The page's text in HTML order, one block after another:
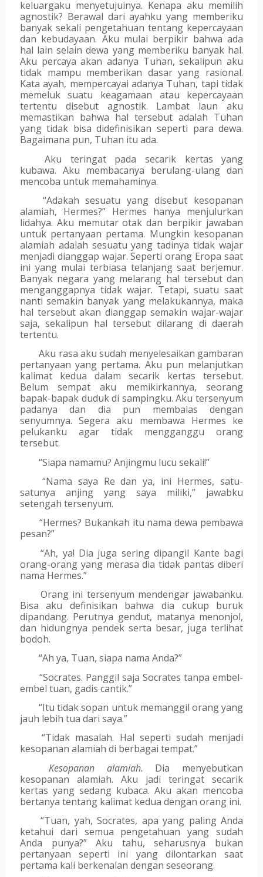
keluargaku menyetujuinya. Kenapa aku memilih
agnostik? Berawal dari ayahku yang memberiku
banyak sekali pengetahuan tentang kepercayaan
dan kebudayaan. Aku mulai berpikir bahwa ada
hal lain selain dewa yang memberiku banyak hal.
Aku percaya akan adanya Tuhan, sekalipun aku
tidak mampu memberikan dasar yang rasional.
Kata ayah, mempercayai adanya Tuhan, tapi tidak
memeluk suatu keagamaan atau kepercayaan
tertentu disebut agnostik. Lambat laun aku
memastikan bahwa hal tersebut adalah Tuhan
yang tidak bisa didefinisikan seperti para dewa.
Bagaimana pun, Tuhan itu ada.
Aku teringat pada secarik kertas yang
kubawa. Aku membacanya berulang-ulang dan
mencoba untuk memahaminya.
“Adakah sesuatu yang disebut kesopanan
alamiah, Hermes?” Hermes hanya menjulurkan
lidahya. Aku memutar otak dan berpikir jawaban
untuk pertanyaan pertama. Mungkin kesopanan
alamiah adalah sesuatu yang tadinya tidak wajar
menjadi dianggap wajar. Seperti orang Eropa saat
ini yang mulai terbiasa telanjang saat berjemur.
Banyak negara yang melarang hal tersebut dan
menganggapnya tidak wajar. Tetapi, suatu saat
nanti semakin banyak yang melakukannya, maka
hal tersebut akan dianggap semakin wajar-wajar
saja, sekalipun hal tersebut dilarang di daerah
tertentu.
Aku rasa aku sudah menyelesaikan gambaran
pertanyaan yang pertama. Aku pun melanjutkan
kalimat kedua dalam secarik kertas tersebut.
Belum sempat aku memikirkannya, seorang
bapak-bapak duduk di sampingku. Aku tersenyum
padanya dan dia pun membalas dengan
senyumnya. Segera aku membawa Hermes ke
pelukanku agar tidak mengganggu orang
tersebut.
“Siapa namamu? Anjingmu lucu sekali!”
“Nama saya Re dan ya, ini Hermes, satu-
satunya anjing yang saya miliki,” jawabku
setengah tersenyum.
“Hermes? Bukankah itu nama dewa pembawa
pesan?”
“Ah, ya! Dia juga sering dipangil Kante bagi
orang-orang yang merasa dia tidak pantas diberi
nama Hermes.”
Orang ini tersenyum mendengar jawabanku.
Bisa aku definisikan bahwa dia cukup buruk
dipandang. Perutnya gendut, matanya menonjol,
dan hidungnya pendek serta besar, juga terlihat
bodoh.
“Ah ya, Tuan, siapa nama Anda?”
“Socrates. Panggil saja Socrates tanpa embel-
embel tuan, gadis cantik.”
“Itu tidak sopan untuk memanggil orang yang
jauh lebih tua dari saya.”
“Tidak masalah. Hal seperti sudah menjadi
kesopanan alamiah di berbagai tempat.”
Kesopanan alamiah. Dia menyebutkan
kesopanan alamiah. Aku jadi teringat secarik
kertas yang sedang kubaca. Aku akan mencoba
bertanya tentang kalimat kedua dengan orang ini.
“Tuan, yah, Socrates, apa yang paling Anda
ketahui dari semua pengetahuan yang sudah
Anda punya?” Aku tahu, seharusnya bukan
pertanyaan seperti ini yang dilontarkan saat
pertama kali berkenalan dengan seseorang.